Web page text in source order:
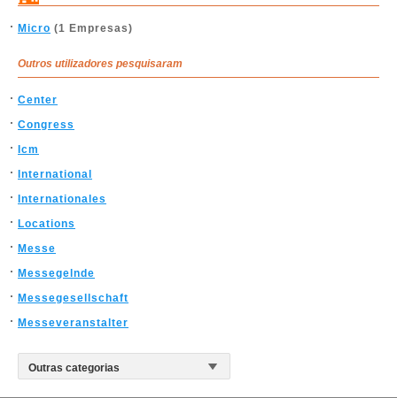
Micro (1 Empresas)
Outros utilizadores pesquisaram
Center
Congress
Icm
International
Internationales
Locations
Messe
Messegelnde
Messegesellschaft
Messeveranstalter